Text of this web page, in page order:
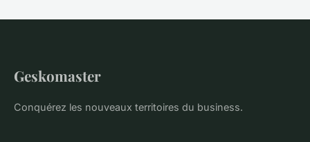
Geskomaster
Conquérez les nouveaux territoires du business.